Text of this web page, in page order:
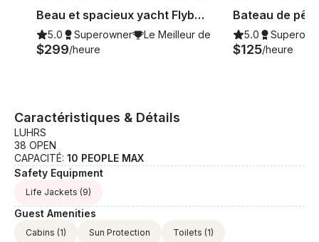
venturas
Beau et spacieux yacht Flybridge de 47 pieds à Tulum et Playa (tout compris)
5.0 Superowner Le Meilleur de 2026
$299/heure
as
5.0
$125/heure
Caractéristiques & Détails
LUHRS
38 OPEN
CAPACITÉ: 10 PEOPLE MAX
Safety Equipment
Life Jackets (9)
Guest Amenities
Cabins (1) Sun Protection Toilets (1)